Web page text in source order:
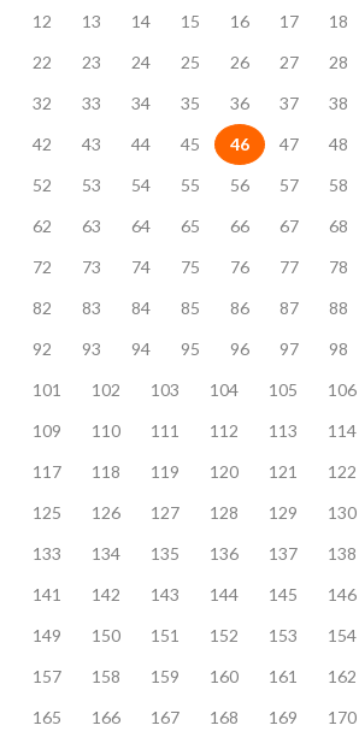
12
13 14 15 16 17 18
22
23 24 25 26 27 28
32
33 34 35 36 37 38
42
43 44 45 46 47 48
52
53 54 55 56 57 58
62
63 64 65 66 67 68
72
73 74 75 76 77 78
82
83 84 85 86 87 88
92
93 94 95 96 97 98
101
102 103 104 105 106
109
110 111 112 113 114
117
118 119 120 121 122
125
126 127 128 129 130
133
134 135 136 137 138
141
142 143 144 145 146
149
150 151 152 153 154
157
158 159 160 161 162
165
166 167 168 169 170